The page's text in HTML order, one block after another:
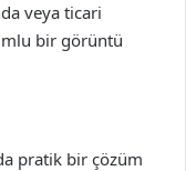
veya ticari
bir görüntü
pratik bir çözüm